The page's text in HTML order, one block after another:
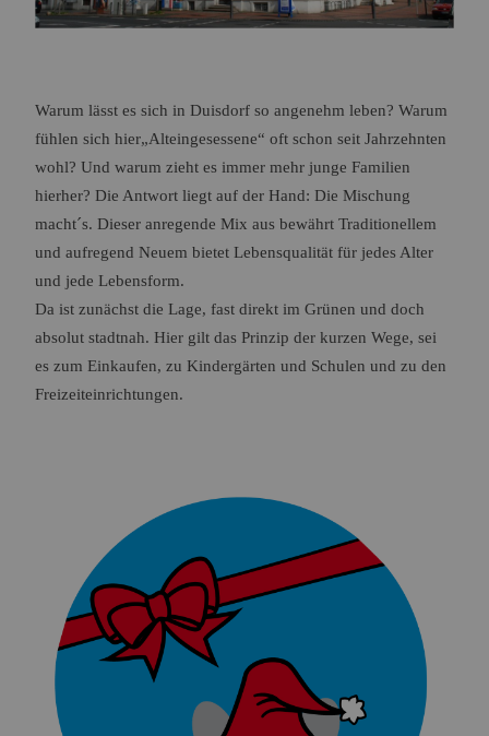
Warum lässt es sich in Duisdorf so angenehm leben? Warum
fühlen sich hier„Alteingesessene“ oft schon seit Jahrzehnten
wohl? Und warum zieht es immer mehr junge Familien
hierher? Die Antwort liegt auf der Hand: Die Mischung
macht´s. Dieser anregende Mix aus bewährt Traditionellem
und aufregend Neuem bietet Lebensqualität für jedes Alter
und jede Lebensform.
Da ist zunächst die Lage, fast direkt im Grünen und doch
absolut stadtnah. Hier gilt das Prinzip der kurzen Wege, sei
es zum Einkaufen, zu Kindergärten und Schulen und zu den
Freizeiteinrichtungen.